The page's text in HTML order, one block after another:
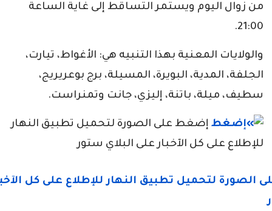
من زوال اليوم ويستمر التساقط إلى غاية الساعة
21:00.
والولايات المعنية بهذا التنبيه هي: الأغواط، تيارت،
الجلفة، المدية، البويرة، المسيلة، برج بوعريريج،
سطيف، ميلة، باتنة، إليزي، جانت وتمنراست.
إضغط على الصورة لتحميل تطبيق النهار
للإطلاع على كل الآخبار على البلاي ستور